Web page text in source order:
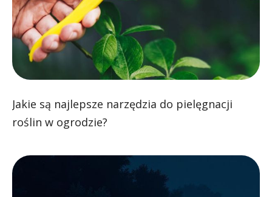
Jakie są najlepsze narzędzia do pielęgnacji
roślin w ogrodzie?